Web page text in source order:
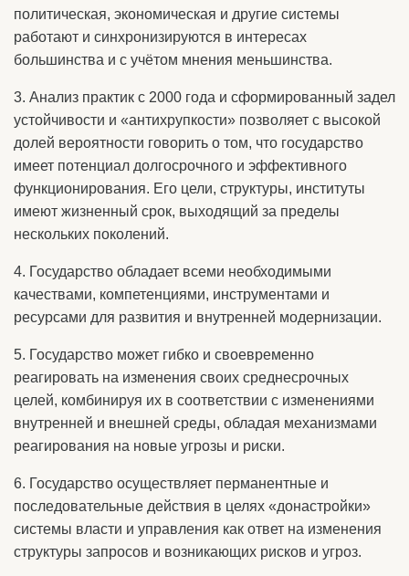
политическая, экономическая и другие системы
работают и синхронизируются в интересах
большинства и с учётом мнения меньшинства.
3. Анализ практик с 2000 года и сформированный задел
устойчивости и «антихрупкости» позволяет с высокой
долей вероятности говорить о том, что государство
имеет потенциал долгосрочного и эффективного
функционирования. Его цели, структуры, институты
имеют жизненный срок, выходящий за пределы
нескольких поколений.
4. Государство обладает всеми необходимыми
качествами, компетенциями, инструментами и
ресурсами для развития и внутренней модернизации.
5. Государство может гибко и своевременно
реагировать на изменения своих среднесрочных
целей, комбинируя их в соответствии с изменениями
внутренней и внешней среды, обладая механизмами
реагирования на новые угрозы и риски.
6. Государство осуществляет перманентные и
последовательные действия в целях «донастройки»
системы власти и управления как ответ на изменения
структуры запросов и возникающих рисков и угроз.